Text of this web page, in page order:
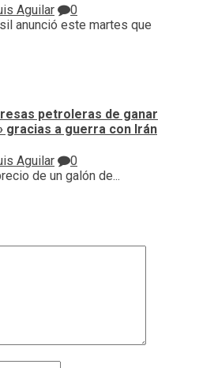
Aguilar
0
anunció este martes que
petroleras de ganar
gracias a guerra con Irán
Aguilar
0
de un galón de...